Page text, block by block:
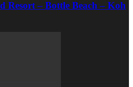
Resort – Bottle Beach – Koh